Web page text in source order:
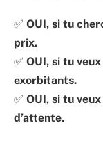
✅ OUI, si tu
prix.
✅ OUI, si tu
exorbitants.
✅ OUI, si tu
d’attente.